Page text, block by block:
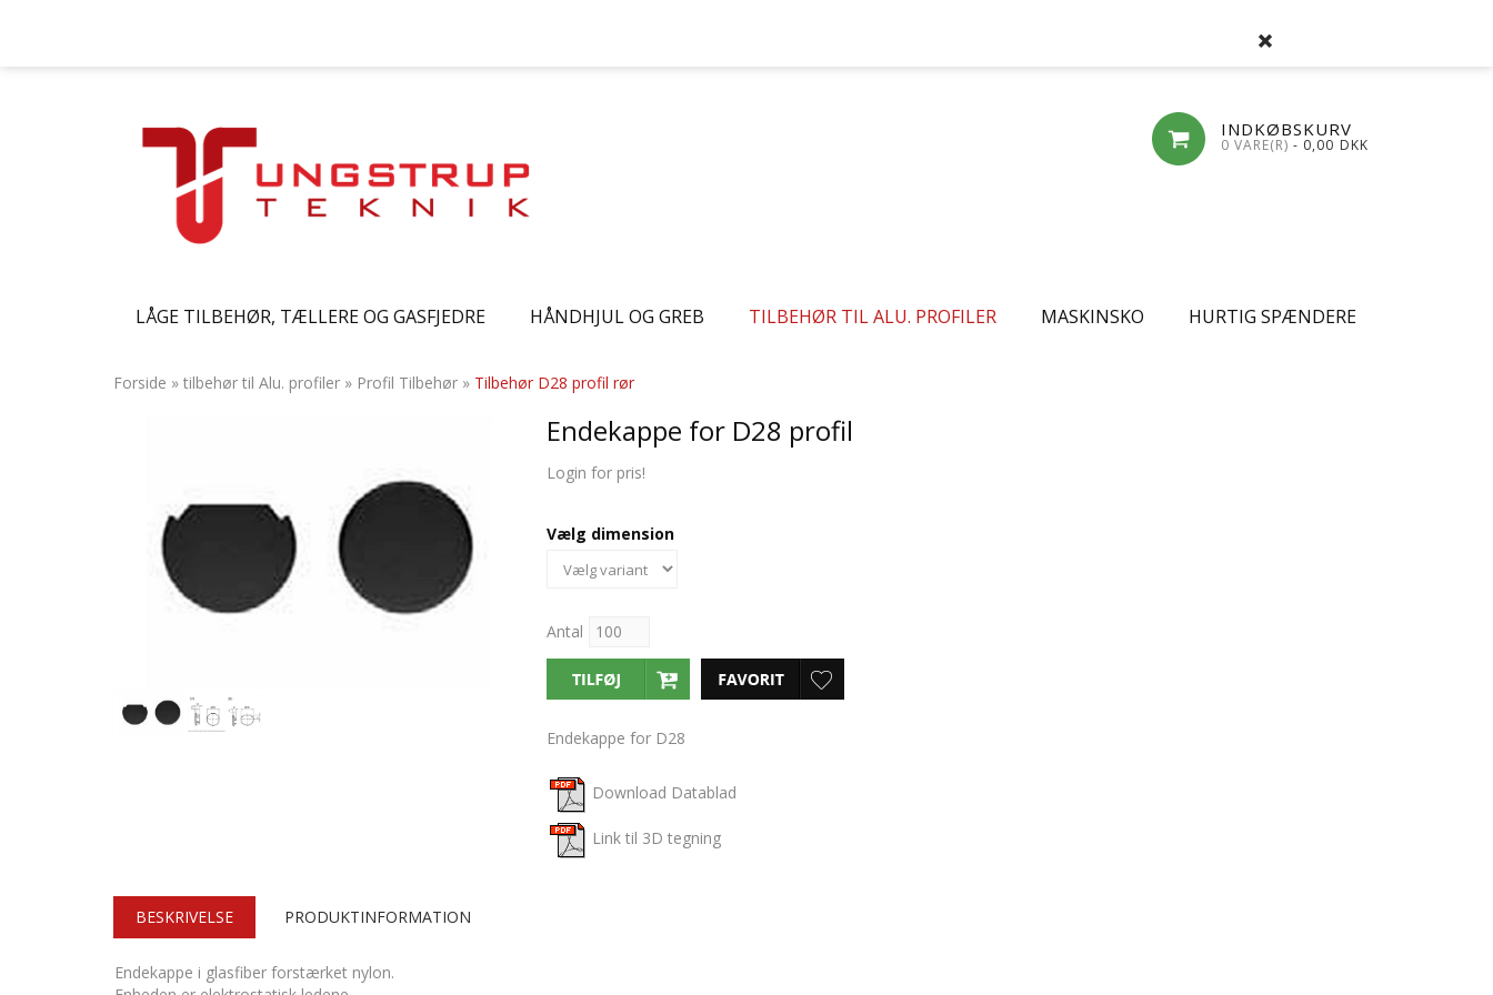
INDKØBSKURV
0 VARE(R) - 0,00 DKK
LÅGE TILBEHØR, TÆLLERE OG GASFJEDRE HÅNDHJUL OG GREB TILBEHØR TIL ALU. PROFILER MASKINSKO HURTIG SPÆNDERE
Forside » tilbehør til Alu. profiler » Profil Tilbehør » Tilbehør D28 profil rør
Endekappe for D28 profil
Login for pris!
Vælg dimension
Antal
Endekappe for D28
Download Datablad
Link til 3D tegning
BESKRIVELSE PRODUKTINFORMATION
Endekappe i glasfiber forstærket nylon.